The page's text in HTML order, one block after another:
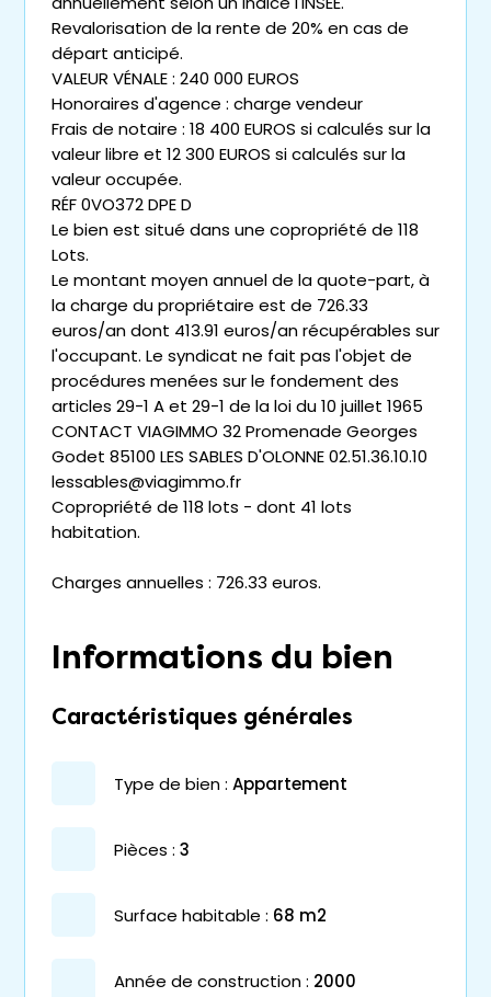
Revalorisation de la rente de 20% en cas de
départ anticipé.
VALEUR VÉNALE : 240 000 EUROS
Honoraires d'agence : charge vendeur
Frais de notaire : 18 400 EUROS si calculés sur la
valeur libre et 12 300 EUROS si calculés sur la
valeur occupée.
RÉF 0VO372 DPE D
Le bien est situé dans une copropriété de 118
Lots.
Le montant moyen annuel de la quote-part, à
la charge du propriétaire est de 726.33
euros/an dont 413.91 euros/an récupérables sur
l'occupant. Le syndicat ne fait pas l'objet de
procédures menées sur le fondement des
articles 29-1 A et 29-1 de la loi du 10 juillet 1965
CONTACT VIAGIMMO 32 Promenade Georges
Godet 85100 LES SABLES D'OLONNE 02.51.36.10.10
lessables@viagimmo.fr
Copropriété de 118 lots - dont 41 lots
habitation.
Charges annuelles : 726.33 euros.
Informations du bien
Caractéristiques générales
type de bien : appartement
pièces : 3
surface habitable : 68 m2
année de construction : 2000